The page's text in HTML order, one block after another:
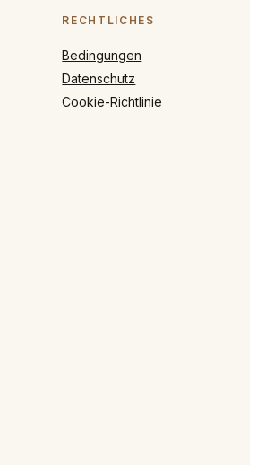
RECHTLICHES
Bedingungen
Datenschutz
Cookie-Richtlinie